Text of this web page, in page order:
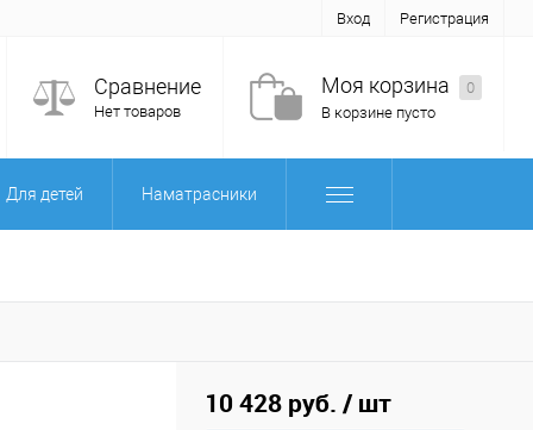
Вход Регистрация
Сравнение
Нет товаров
Моя корзина
0
В корзине пусто
Для детей Наматрасники
10 428 руб. / шт